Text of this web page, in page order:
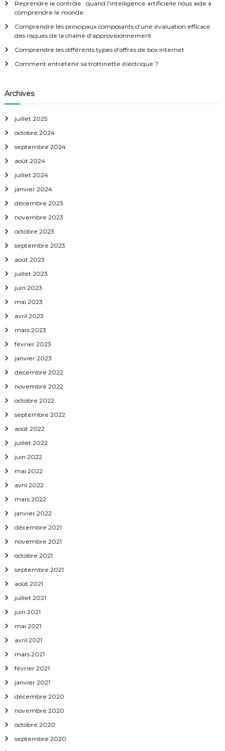
t
i
o
d
e
l
’
a
r
t
i
c
l
e
e
:
Reprendre le contrôle : quand l’intelligence artificielle nous aide à
comprendre le monde
Comprendre les principaux composants d’une évaluation efficace
des risques de la chaîne d’approvisionnement
Comprendre les différents types d’offres de box internet
Comment entretenir sa trottinette électrique ?
Archives
juillet 2025
octobre 2024
septembre 2024
août 2024
juillet 2024
janvier 2024
décembre 2023
novembre 2023
octobre 2023
septembre 2023
août 2023
juillet 2023
juin 2023
mai 2023
avril 2023
mars 2023
février 2023
janvier 2023
décembre 2022
novembre 2022
octobre 2022
septembre 2022
août 2022
juillet 2022
juin 2022
mai 2022
avril 2022
mars 2022
janvier 2022
décembre 2021
novembre 2021
octobre 2021
septembre 2021
août 2021
juillet 2021
juin 2021
mai 2021
avril 2021
mars 2021
février 2021
janvier 2021
décembre 2020
novembre 2020
octobre 2020
septembre 2020